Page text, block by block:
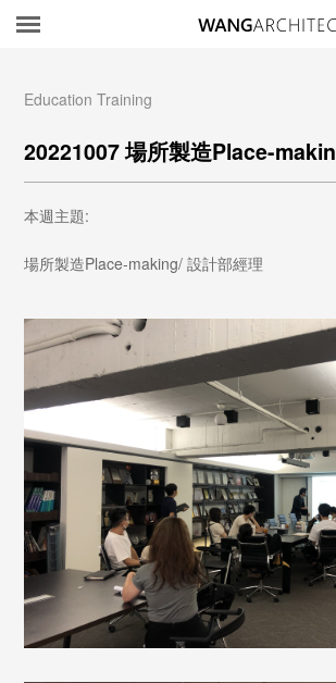
Education Training
20221007 場所製造Place-
本週主題:
場所製造Place-making/ 設計部經理